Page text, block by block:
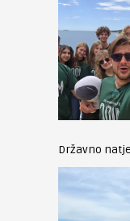
Državno